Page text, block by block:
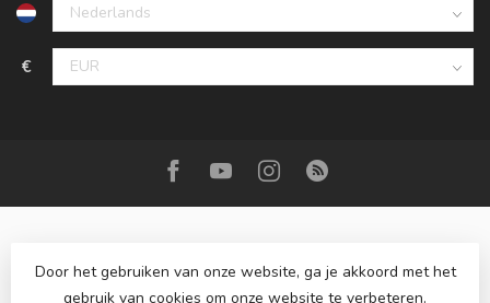
€
Door het gebruiken van onze website, ga je akkoord met het
gebruik van cookies om onze website te verbeteren.